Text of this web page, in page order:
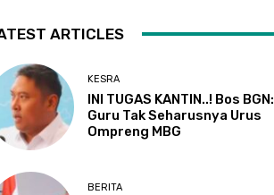
ARTICLES
KESRA
INI TUGAS KANTIN..! Bos BGN:
Guru Tak Seharusnya Urus
Ompreng MBG
BERITA